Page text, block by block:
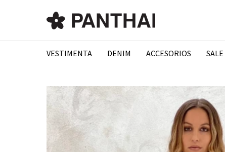
VESTIMENTA DENIM ACCESORIOS SALE